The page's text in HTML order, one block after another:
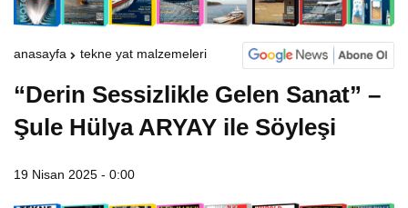
anasayfa tekne yat malzemeleri
“Derin Sessizlikle Gelen Sanat” –
Şule Hülya ARYAY ile Söyleşi
19 Nisan 2025 - 0:00